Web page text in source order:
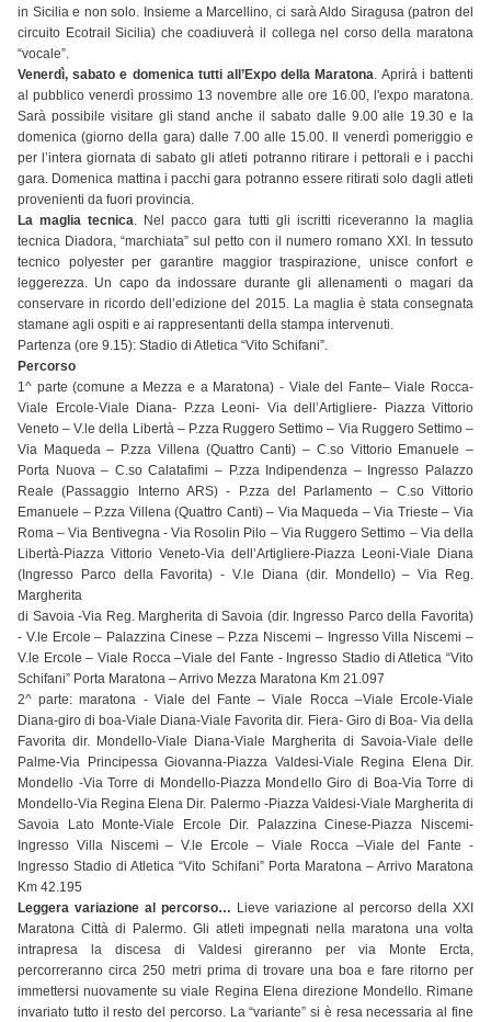
in Sicilia e non solo. Insieme a Marcellino, ci sarà Aldo Siragusa (patron del
circuito Ecotrail Sicilia) che coadiuverà il collega nel corso della maratona
“vocale”.
Venerdì, sabato e domenica tutti all’Expo della Maratona. Aprirà i battenti
al pubblico venerdì prossimo 13 novembre alle ore 16.00, l'expo maratona.
Sarà possibile visitare gli stand anche il sabato dalle 9.00 alle 19.30 e la
domenica (giorno della gara) dalle 7.00 alle 15.00. Il venerdì pomeriggio e
per l’intera giornata di sabato gli atleti potranno ritirare i pettorali e i pacchi
gara. Domenica mattina i pacchi gara potranno essere ritirati solo dagli atleti
provenienti da fuori provincia.
La maglia tecnica. Nel pacco gara tutti gli iscritti riceveranno la maglia
tecnica Diadora, “marchiata” sul petto con il numero romano XXI. In tessuto
tecnico polyester per garantire maggior traspirazione, unisce confort e
leggerezza. Un capo da indossare durante gli allenamenti o magari da
conservare in ricordo dell’edizione del 2015. La maglia è stata consegnata
stamane agli ospiti e ai rappresentanti della stampa intervenuti.
Partenza (ore 9.15): Stadio di Atletica “Vito Schifani”.
Percorso
1^ parte (comune a Mezza e a Maratona) - Viale del Fante– Viale Rocca-
Viale Ercole-Viale Diana- P.zza Leoni- Via dell’Artigliere- Piazza Vittorio
Veneto – V.le della Libertà – P.zza Ruggero Settimo – Via Ruggero Settimo –
Via Maqueda – P.zza Villena (Quattro Canti) – C.so Vittorio Emanuele –
Porta Nuova – C.so Calatafimi – P.zza Indipendenza – Ingresso Palazzo
Reale (Passaggio Interno ARS) - P.zza del Parlamento – C.so Vittorio
Emanuele – P.zza Villena (Quattro Canti) – Via Maqueda – Via Trieste – Via
Roma – Via Bentivegna - Via Rosolin Pilo – Via Ruggero Settimo – Via della
Libertà-Piazza Vittorio Veneto-Via dell’Artigliere-Piazza Leoni-Viale Diana
(Ingresso Parco della Favorita) - V.le Diana (dir. Mondello) – Via Reg.
Margherita
di Savoia -Via Reg. Margherita di Savoia (dir. Ingresso Parco della Favorita)
- V.le Ercole – Palazzina Cinese – P.zza Niscemi – Ingresso Villa Niscemi –
V.le Ercole – Viale Rocca –Viale del Fante - Ingresso Stadio di Atletica “Vito
Schifani” Porta Maratona – Arrivo Mezza Maratona Km 21.097
2^ parte: maratona - Viale del Fante – Viale Rocca –Viale Ercole-Viale
Diana-giro di boa-Viale Diana-Viale Favorita dir. Fiera- Giro di Boa- Via della
Favorita dir. Mondello-Viale Diana-Viale Margherita di Savoia-Viale delle
Palme-Via Principessa Giovanna-Piazza Valdesi-Viale Regina Elena Dir.
Mondello -Via Torre di Mondello-Piazza Mondello Giro di Boa-Via Torre di
Mondello-Via Regina Elena Dir. Palermo -Piazza Valdesi-Viale Margherita di
Savoia Lato Monte-Viale Ercole Dir. Palazzina Cinese-Piazza Niscemi-
Ingresso Villa Niscemi – V.le Ercole – Viale Rocca –Viale del Fante -
Ingresso Stadio di Atletica “Vito Schifani” Porta Maratona – Arrivo Maratona
Km 42.195
Leggera variazione al percorso… Lieve variazione al percorso della XXI
Maratona Città di Palermo. Gli atleti impegnati nella maratona una volta
intrapresa la discesa di Valdesi gireranno per via Monte Ercta,
percorreranno circa 250 metri prima di trovare una boa e fare ritorno per
immettersi nuovamente su viale Regina Elena direzione Mondello. Rimane
invariato tutto il resto del percorso. La “variante” si è resa necessaria al fine